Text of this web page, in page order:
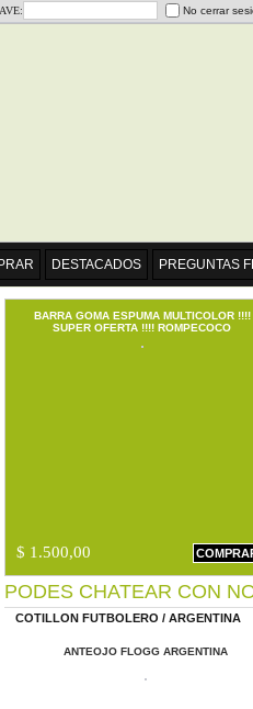
No cerrar
DESTACADOS PREGUNTAS
BARRA GOMA ESPUMA MULTICOLOR !!!!
SUPER OFERTA !!!! ROMPECOCO
$ 1.500,00
PODES CHATEAR CON
COTILLON FUTBOLERO / ARGENTINA
ANTEOJO FLOGG ARGENTINA